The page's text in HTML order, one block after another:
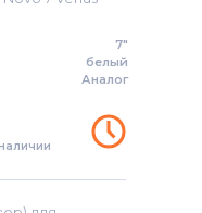
7"
белый
Аналог